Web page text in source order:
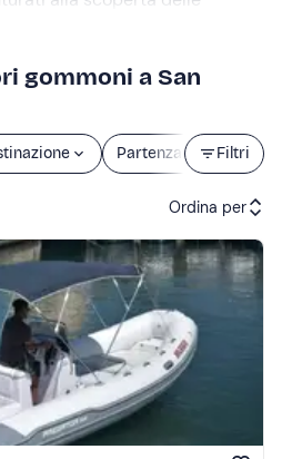
costa
gommoni a San
Filtri
Partenza Durata
Ordina per
Attività consigliate
Prezzo (crescente)
Prezzo (decrescente)
Recensioni